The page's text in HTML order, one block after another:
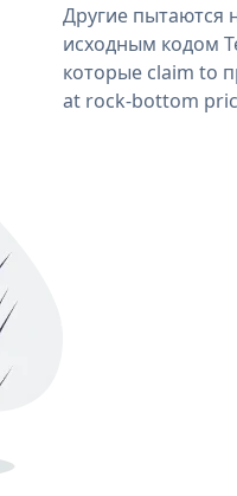
Другие пытаются
исходным кодом
которые claim to
at rock-bottom